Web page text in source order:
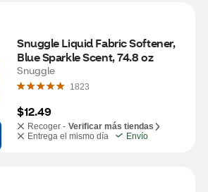
Snuggle Liquid Fabric Softener,
Blue Sparkle Scent, 74.8 oz
Snuggle
1823
$12.49
Recoger - Verificar más tiendas
Entrega el mismo día
Envío